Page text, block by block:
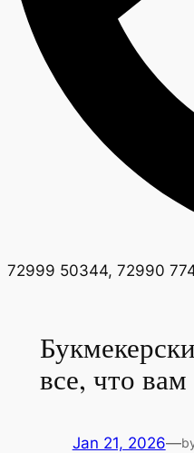
72999 50344, 72990
все, что
Jan 21, 2026—